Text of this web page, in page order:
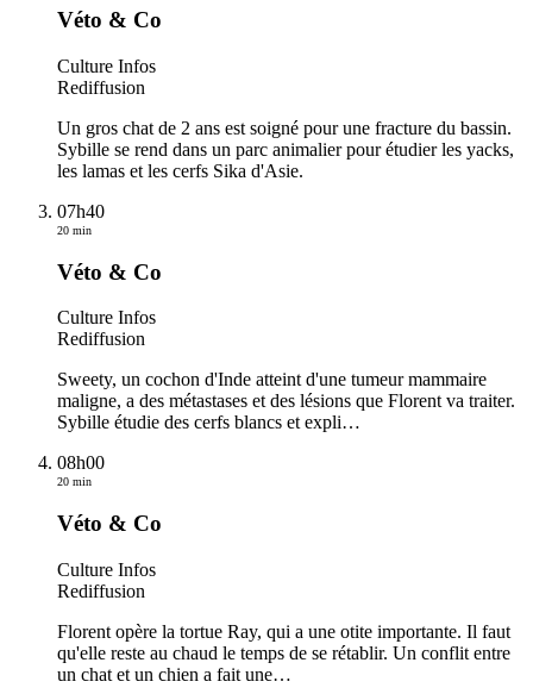
Véto & Co
Culture Infos
Rediffusion
Un gros chat de 2 ans est soigné pour une fracture du bassin.
Sybille se rend dans un parc animalier pour étudier les yacks,
les lamas et les cerfs Sika d'Asie.
07h40
20 min
Véto & Co
Culture Infos
Rediffusion
Sweety, un cochon d'Inde atteint d'une tumeur mammaire
maligne, a des métastases et des lésions que Florent va traiter.
Sybille étudie des cerfs blancs et expli…
08h00
20 min
Véto & Co
Culture Infos
Rediffusion
Florent opère la tortue Ray, qui a une otite importante. Il faut
qu'elle reste au chaud le temps de se rétablir. Un conflit entre
un chat et un chien a fait une…